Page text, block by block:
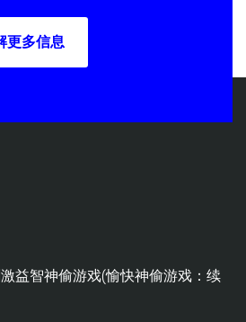
更多信息
益智神偷游戏(愉快神偷游戏：续